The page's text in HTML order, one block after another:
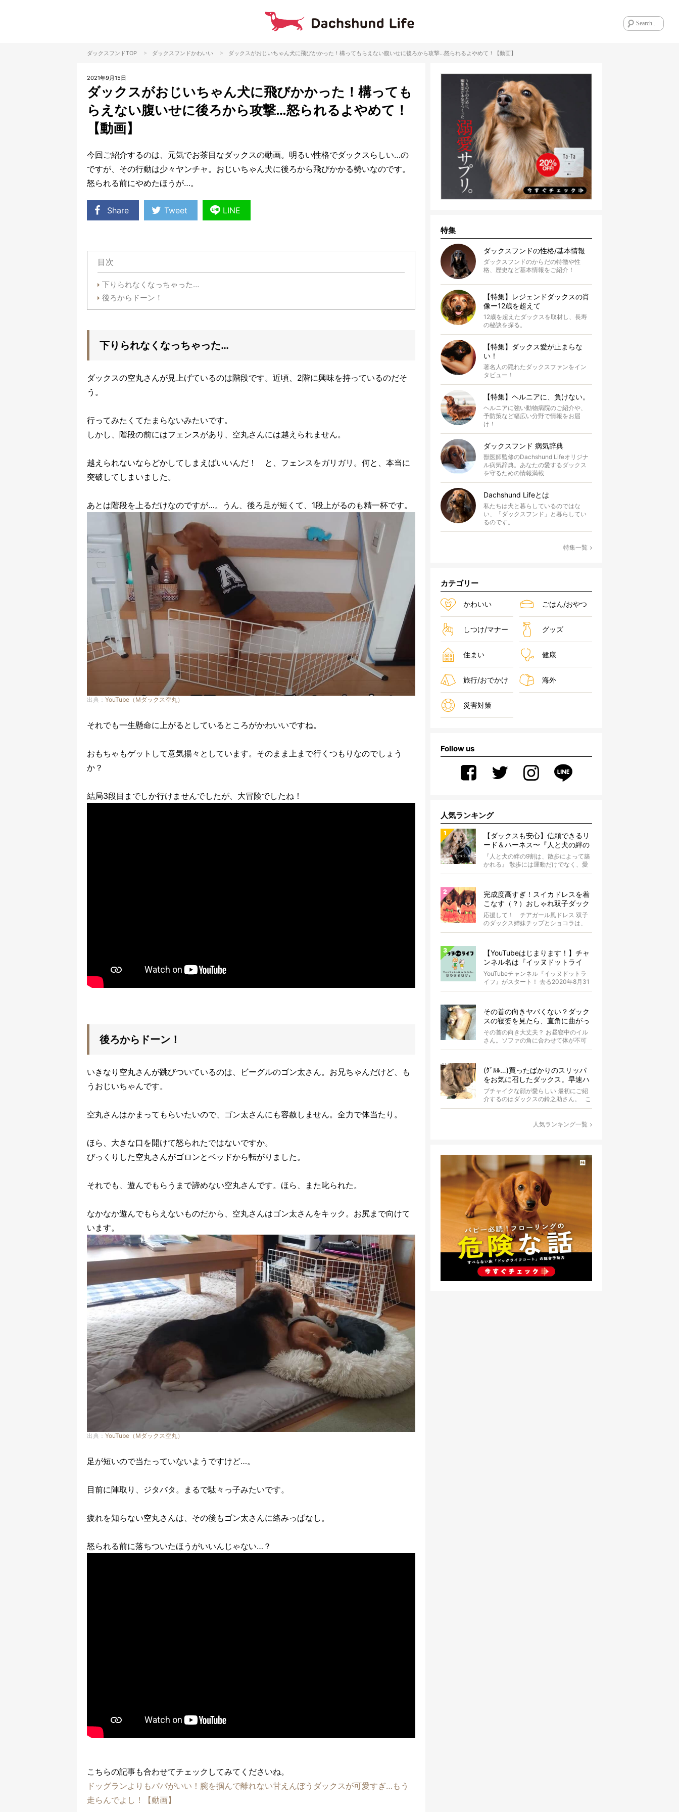
ダックスフンドTOP > ダックスフンドかわいい > ダックスがおじいちゃん犬に飛びかかった！構ってもらえない腹いせに後ろから攻撃…怒られるよやめて！【動画】
2021年9月15日
ダックスがおじいちゃん犬に飛びかかった！構っても
らえない腹いせに後ろから攻撃…怒られるよやめて！
【動画】
今回ご紹介するのは、元気でお茶目なダックスの動画。明るい性格でダックスらしい…の
ですが、その行動は少々ヤンチャ。おじいちゃん犬に後ろから飛びかかる勢いなのです。
怒られる前にやめたほうが…。
Share Tweet LINE
目次
下りられなくなっちゃった…
後ろからドーン！
下りられなくなっちゃった…
ダックスの空丸さんが見上げているのは階段です。近頃、2階に興味を持っているのだそ
う。
行ってみたくてたまらないみたいです。
しかし、階段の前にはフェンスがあり、空丸さんには越えられません。
越えられないならどかしてしまえばいいんだ！ と、フェンスをガリガリ。何と、本当に
突破してしまいました。
あとは階段を上るだけなのですが…。うん、後ろ足が短くて、1段上がるのも精一杯です。
出典： YouTube（Mダックス空丸）
それでも一生懸命に上がるとしているところがかわいいですね。
おもちゃもゲットして意気揚々としています。そのまま上まで行くつもりなのでしょう
か？
結局3段目までしか行けませんでしたが、大冒険でしたね！
後ろからドーン！
いきなり空丸さんが跳びついているのは、ビーグルのゴン太さん。お兄ちゃんだけど、も
うおじいちゃんです。
空丸さんはかまってもらいたいので、ゴン太さんにも容赦しません。全力で体当たり。
ほら、大きな口を開けて怒られたではないですか。
びっくりした空丸さんがゴロンとベッドから転がりました。
それでも、遊んでもらうまで諦めない空丸さんです。ほら、また叱られた。
なかなか遊んでもらえないものだから、空丸さんはゴン太さんをキック。お尻まで向けて
います。
出典： YouTube（Mダックス空丸）
足が短いので当たっていないようですけど…。
目前に陣取り、ジタバタ。まるで駄々っ子みたいです。
疲れを知らない空丸さんは、その後もゴン太さんに絡みっぱなし。
怒られる前に落ちついたほうがいいんじゃない…？
こちらの記事も合わせてチェックしてみてくださいね。
ドッグランよりもパパがいい！腕を掴んで離れない甘えんぼうダックスが可愛すぎ…もう
走らんでよし！【動画】
特集
ダックスフンドの性格/基本情報
ダックスフンドのからだの特徴や性
格、歴史など基本情報をご紹介！
【特集】レジェンドダックスの肖
像ー12歳を超えて
12歳を超えたダックスを取材し、長寿
の秘訣を探る。
【特集】ダックス愛が止まらな
い！
著名人の隠れたダックスファンをイン
タビュー！
【特集】ヘルニアに、負けない。
ヘルニアに強い動物病院のご紹介や、
予防策など幅広い分野で情報をお届
け！
ダックスフンド 病気辞典
獣医師監修のDachshund Lifeオリジナ
ル病気辞典。あなたの愛するダックス
を守るための情報満載
Dachshund Lifeとは
私たちは犬と暮らしているのではな
い、「ダックスフンド」と暮らしてい
るのです。
特集一覧
カテゴリー
かわいい ごはん/おやつ
しつけ/マナー グッズ
住まい 健康
旅行/おでかけ 海外
災害対策
Follow us
人気ランキング
【ダックスも安心】信頼できるリ
ード＆ハーネス〜『人と犬の絆の
9割は散歩によって築かれる』
WOLFGANG MAN＆BEAST〜
『人と犬の絆の9割は、散歩によって築
かれる』 散歩には運動だけでなく、愛
犬とオーナーの絆を深める重要な役割
完成度高すぎ！スイカドレスを着
こなす（？）おしゃれ双子ダック
スがもはやアイドル
応援して！ チアガール風ドレス 双子
のダックス姉妹チップとショコラは、
お揃いのスイカドレスを身にまとって
【YouTubeはじまります！】チャ
ンネル名は『イッヌドットライ
フ』〜愛犬の動画も大募集！〜
YouTubeチャンネル『イッヌドットラ
イフ』がスタート！ 去る2020年8月31
日（月）。 私...
その首の向きヤバくない？ダック
スの寝姿を見たら、直角に曲がっ
てて二度見した【写真4選】
その首の向き大丈夫？ お昼寝中のイル
さん。ソファの角に合わせて体が不可
解な状態にぐにゃりと曲がっていま
(ｸﾞﾙﾙ…)買ったばかりのスリッパ
をお気に召したダックス。早速ハ
ウスに持ち込まれママ涙…【動画
あり】
ブチャイクな顔が愛らしい 最初にご紹
介するのはダックスの鈴之助さん。 こ
の日はオーナーさんのマス...
人気ランキング一覧